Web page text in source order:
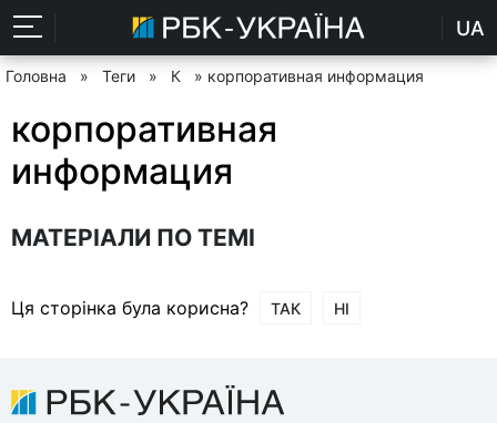
UA
Головна » Теги » К » корпоративная информация
корпоративная
информация
МАТЕРІАЛИ ПО ТЕМІ
Ця сторінка була корисна? ТАК НІ